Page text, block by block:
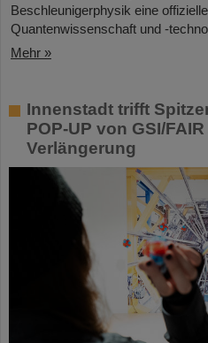
Beschleunigerphysik eine
Quantenwissenschaft und -
Mehr »
Innenstadt trifft
POP-UP von GSI/
Verlängerung